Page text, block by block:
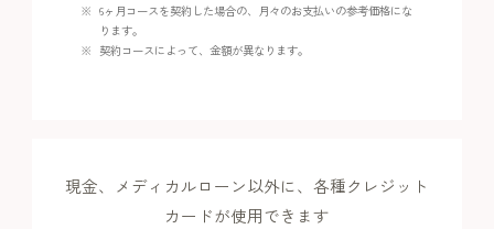
6ヶ月コースを契約した場合の、月々のお支払いの参考価格にな
ります。
契約コースによって、金額が異なります。
現金、メディカルローン以外に、各種クレジット
カードが使用できます